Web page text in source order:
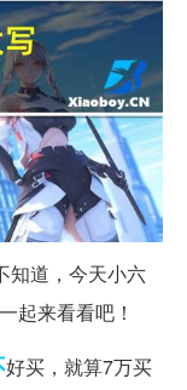
知道，今天小六
起来看看吧！
好买，就算7万买